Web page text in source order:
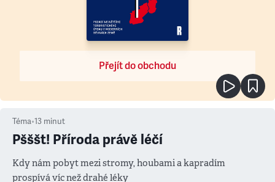
Přejít do obchodu
Téma•13 minut
Pšššt! Příroda právě léčí
Kdy nám pobyt mezi stromy, houbami a kapradím
prospívá víc než drahé léky